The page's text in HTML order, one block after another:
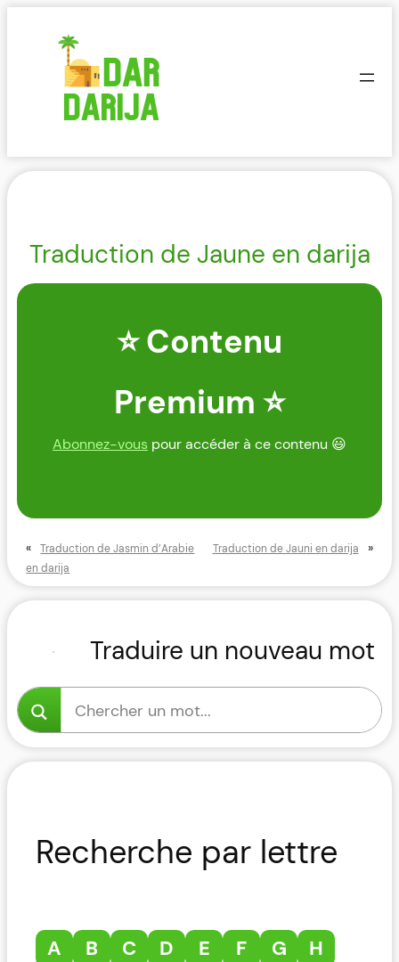
Traduction de Jaune en darija
⭐ Contenu
Premium ⭐
Abonnez-vous pour accéder à ce contenu 😃
«
Traduction de Jasmin d’Arabie
en darija
Traduction de Jauni en darija »
Traduire un nouveau mot
Recherche par lettre
A B C D E F G
H